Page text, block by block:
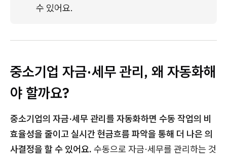
수 있어요.
중소기업 자금·세무 관리, 왜 자동화해
야 할까요?
중소기업의 자금·세무 관리를 자동화하면 수동 작업의 비
효율성을 줄이고 실시간 현금흐름 파악을 통해 더 나은 의
사결정을 할 수 있어요. 수동으로 자금·세무를 관리하는 것